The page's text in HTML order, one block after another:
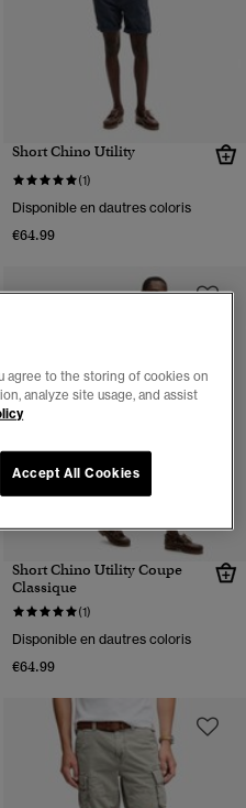
Short Chino Utility
(1)
Disponible en dautres coloris
€64.99
Short Chino Utility Coupe
Classique
(1)
Disponible en dautres coloris
€64.99
agree to the storing of cookies on
analyze site usage, and assist
Accept All Cookies